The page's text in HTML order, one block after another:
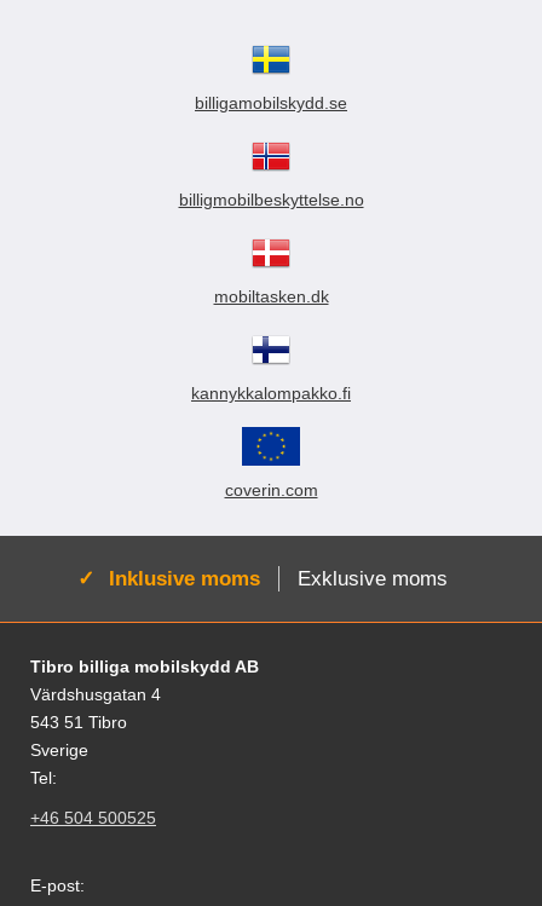
billigamobilskydd.se
billigmobilbeskyttelse.no
mobiltasken.dk
kannykkalompakko.fi
coverin.com
Aktiv:
Inklusive moms Exklusive moms
Fodnoter Blandede oplysninger og links
Tibro billiga mobilskydd AB
Värdshusgatan 4
543 51 Tibro
Sverige
Tel:
+46 504 500525
E-post: